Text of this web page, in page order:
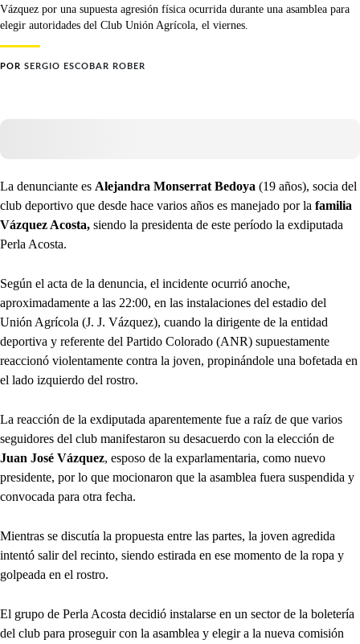
Vázquez por una supuesta agresión física ocurrida durante una asamblea para
elegir autoridades del Club Unión Agrícola, el viernes.
POR SERGIO ESCOBAR ROBER
La denunciante es Alejandra Monserrat Bedoya (19 años), socia del
club deportivo que desde hace varios años es manejado por la familia
Vázquez Acosta, siendo la presidenta de este período la exdiputada
Perla Acosta.
Según el acta de la denuncia, el incidente ocurrió anoche,
aproximadamente a las 22:00, en las instalaciones del estadio del
Unión Agrícola (J. J. Vázquez), cuando la dirigente de la entidad
deportiva y referente del Partido Colorado (ANR) supuestamente
reaccionó violentamente contra la joven, propinándole una bofetada en
el lado izquierdo del rostro.
La reacción de la exdiputada aparentemente fue a raíz de que varios
seguidores del club manifestaron su desacuerdo con la elección de
Juan José Vázquez, esposo de la exparlamentaria, como nuevo
presidente, por lo que mocionaron que la asamblea fuera suspendida y
convocada para otra fecha.
Mientras se discutía la propuesta entre las partes, la joven agredida
intentó salir del recinto, siendo estirada en ese momento de la ropa y
golpeada en el rostro.
El grupo de Perla Acosta decidió instalarse en un sector de la boletería
del club para proseguir con la asamblea y elegir a la nueva comisión